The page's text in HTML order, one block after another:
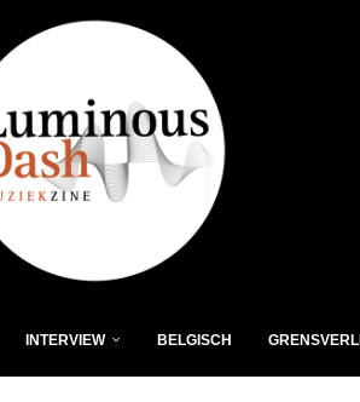
INTERVIEW BELGISCH